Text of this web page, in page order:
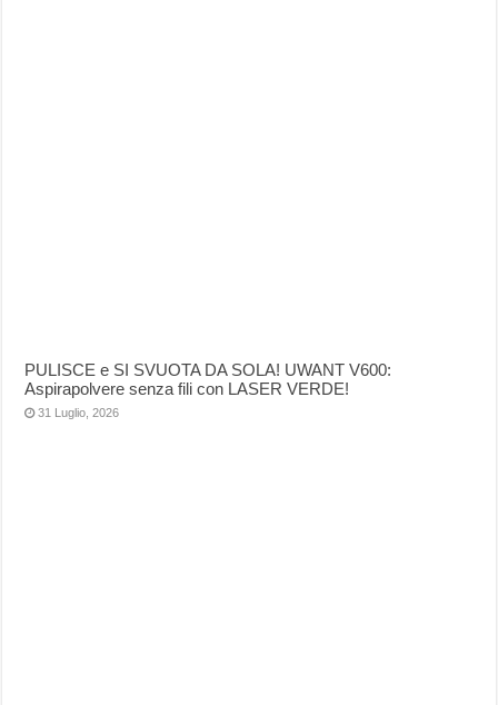
PULISCE e SI SVUOTA DA SOLA! UWANT V600:
Aspirapolvere senza fili con LASER VERDE!
31 Luglio, 2026